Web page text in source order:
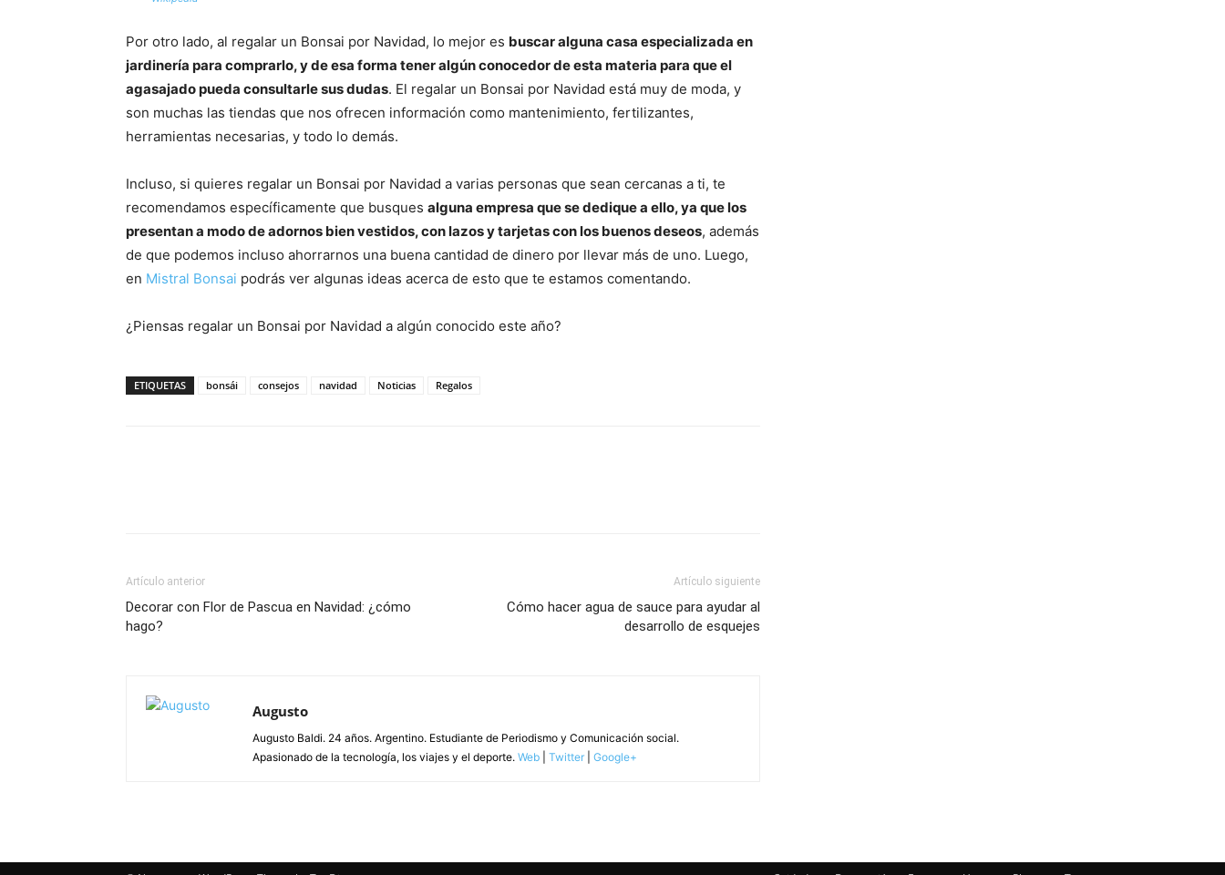
Por otro lado, al regalar un Bonsai por Navidad, lo mejor es buscar alguna casa especializada en
jardinería para comprarlo, y de esa forma tener algún conocedor de esta materia para que el
agasajado pueda consultarle sus dudas. El regalar un Bonsai por Navidad está muy de moda, y
son muchas las tiendas que nos ofrecen información como mantenimiento, fertilizantes,
herramientas necesarias, y todo lo demás.
Incluso, si quieres regalar un Bonsai por Navidad a varias personas que sean cercanas a ti, te
recomendamos específicamente que busques alguna empresa que se dedique a ello, ya que los
presentan a modo de adornos bien vestidos, con lazos y tarjetas con los buenos deseos, además
de que podemos incluso ahorrarnos una buena cantidad de dinero por llevar más de uno. Luego,
en Mistral Bonsai podrás ver algunas ideas acerca de esto que te estamos comentando.
¿Piensas regalar un Bonsai por Navidad a algún conocido este año?
ETIQUETAS bonsái consejos navidad Noticias Regalos
Artículo anterior
Decorar con Flor de Pascua en Navidad: ¿cómo
hago?
Artículo siguiente
Cómo hacer agua de sauce para ayudar al
desarrollo de esquejes
Augusto
Augusto Baldi. 24 años. Argentino. Estudiante de Periodismo y Comunicación social.
Apasionado de la tecnología, los viajes y el deporte. Web Twitter Google+